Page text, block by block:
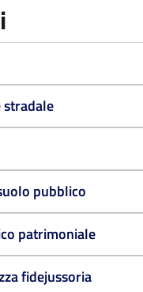
stradale
pubblico
patrimoniale
fidejussoria